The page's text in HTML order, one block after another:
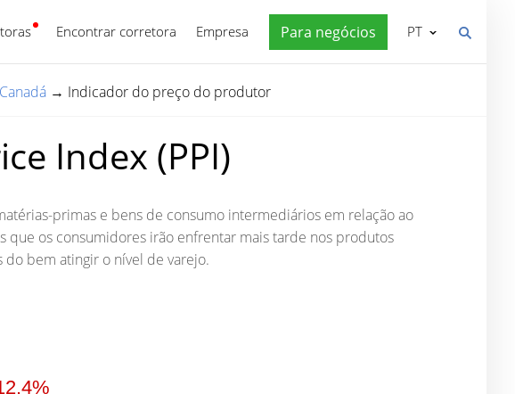
Encontrar corretora Empresa Para negócios PT
Canadá → Indicador do preço do produtor
Index (PPI)
primas e bens de consumo intermediários em relação ao
que os consumidores irão enfrentar mais tarde nos produtos
do bem atingir o nível de varejo.